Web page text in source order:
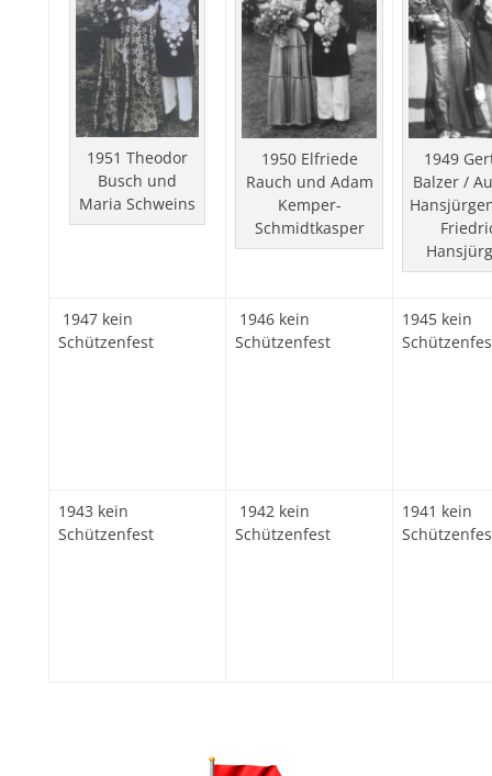
1951 Theodor
Busch und
Maria Schweins
1950 Elfriede
Rauch und Adam
Kemper-
Schmidtkasper
1949
Balzer /
1947 kein
Schützenfest
1946 kein
Schützenfest
1945 kein
1943 kein
Schützenfest
1942 kein
Schützenfest
1941 kein